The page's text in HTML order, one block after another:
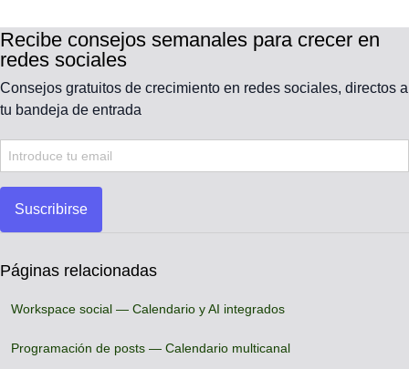
Recibe consejos semanales para crecer en
redes sociales
Consejos gratuitos de crecimiento en redes sociales, directos a
tu bandeja de entrada
Suscribirse
Páginas relacionadas
Workspace social — Calendario y AI integrados
Programación de posts — Calendario multicanal